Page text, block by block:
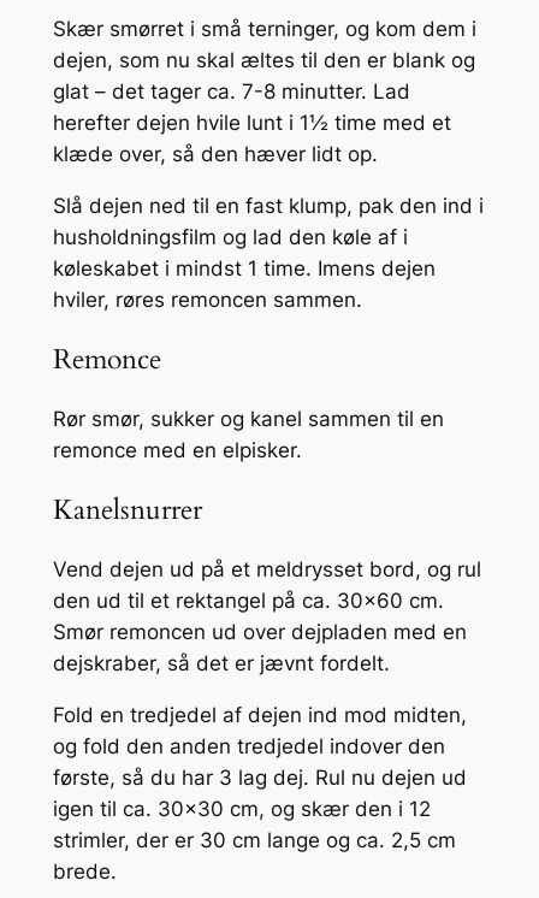
Skær smørret i små terninger, og kom dem i
dejen, som nu skal æltes til den er blank og
glat – det tager ca. 7-8 minutter. Lad
herefter dejen hvile lunt i 1½ time med et
klæde over, så den hæver lidt op.
Slå dejen ned til en fast klump, pak den ind i
husholdningsfilm og lad den køle af i
køleskabet i mindst 1 time. Imens dejen
hviler, røres remoncen sammen.
Remonce
Rør smør, sukker og kanel sammen til en
remonce med en elpisker.
Kanelsnurrer
Vend dejen ud på et meldrysset bord, og rul
den ud til et rektangel på ca. 30×60 cm.
Smør remoncen ud over dejpladen med en
dejskraber, så det er jævnt fordelt.
Fold en tredjedel af dejen ind mod midten,
og fold den anden tredjedel indover den
første, så du har 3 lag dej. Rul nu dejen ud
igen til ca. 30×30 cm, og skær den i 12
strimler, der er 30 cm lange og ca. 2,5 cm
brede.